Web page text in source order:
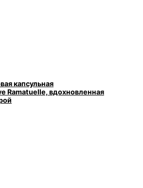
капсульная
Ramatuelle, вдохновленная